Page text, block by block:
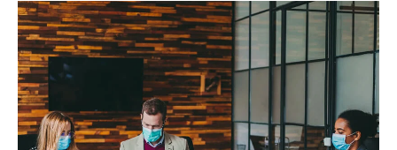
desempeñó como vicepresidente global en Cooling
Business de APC Schneider Electric ITB en Padova,
Italia, donde dirigió la adquisición de Uniflair SpA.
También ocupó el puesto de vicepresidente para
América Latina en APC Schneider Electric IT, en Miami,
Florida, donde dirigió la adquisición de Microsol -
Brasil, entre otras compañías. Además, ocupó el puesto
de director nacional en APC Corp, en Madrid, España,
así como otros cargos ejecutivos en compañías como